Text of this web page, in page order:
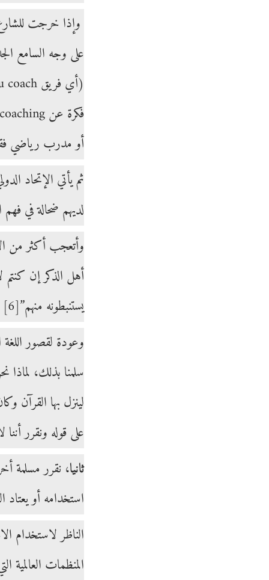
وإذا خرجت
أو مدرب رياضي
ثم يأتي الإتحاد
لديهم ضحالة في
وأتعجب أكثر من
أهل الذكر إن كنتم
يستنبطونه منهم”[6]
وعودة لقصور
سلمنا بذلك،
لينزل بها القرآن
على قوله ونقرر
ثانيا، نقرر مسلمة
استخدامه أو يعتاد
المنظمات